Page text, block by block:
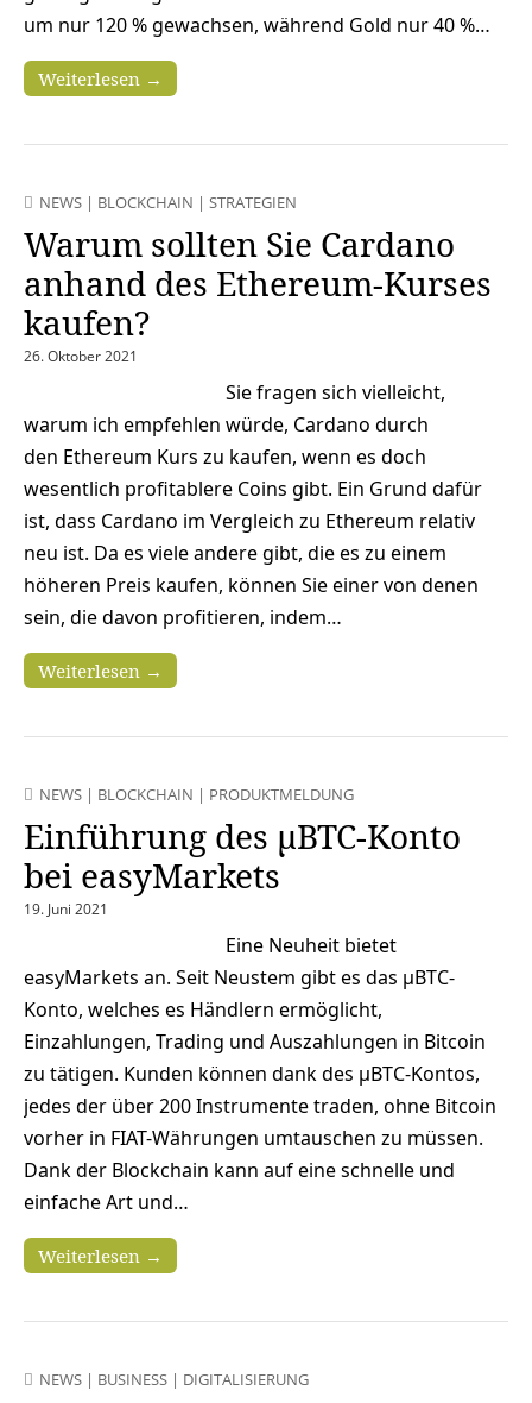
um nur 120 % gewachsen, während Gold nur 40 %…
Weiterlesen →
NEWS | BLOCKCHAIN | STRATEGIEN
Warum sollten Sie Cardano
anhand des Ethereum-Kurses
kaufen?
26. Oktober 2021
Sie fragen sich vielleicht,
warum ich empfehlen würde, Cardano durch
den Ethereum Kurs zu kaufen, wenn es doch
wesentlich profitablere Coins gibt. Ein Grund dafür
ist, dass Cardano im Vergleich zu Ethereum relativ
neu ist. Da es viele andere gibt, die es zu einem
höheren Preis kaufen, können Sie einer von denen
sein, die davon profitieren, indem…
Weiterlesen →
NEWS | BLOCKCHAIN | PRODUKTMELDUNG
Einführung des μBTC-Konto
bei easyMarkets
19. Juni 2021
Eine Neuheit bietet
easyMarkets an. Seit Neustem gibt es das μBTC-
Konto, welches es Händlern ermöglicht,
Einzahlungen, Trading und Auszahlungen in Bitcoin
zu tätigen. Kunden können dank des μBTC-Kontos,
jedes der über 200 Instrumente traden, ohne Bitcoin
vorher in FIAT-Währungen umtauschen zu müssen.
Dank der Blockchain kann auf eine schnelle und
einfache Art und…
Weiterlesen →
NEWS | BUSINESS | DIGITALISIERUNG